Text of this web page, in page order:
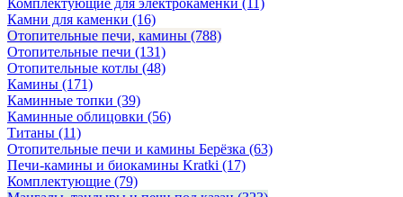
Комплектующие для электрокаменки (11)
Камни для каменки (16)
Отопительные печи, камины (788)
Отопительные печи (131)
Отопительные котлы (48)
Камины (171)
Каминные топки (39)
Каминные облицовки (56)
Титаны (11)
Отопительные печи и камины Берёзка (63)
Печи-камины и биокамины Kratki (17)
Комплектующие (79)